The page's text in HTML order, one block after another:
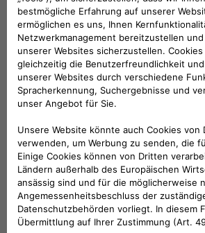
MEHR ERFAHREN &
HÄNDLER KONTAKTIEREN
MEINEREIFEN.AT
Auf der Suche nach neuen Reifen?
Partner meinereifen.at können Sie